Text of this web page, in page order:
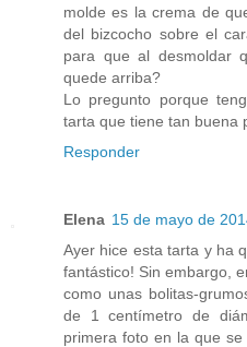
molde es la crema de
del bizcocho sobre el
para que al desmoldar
quede arriba?
Lo pregunto porque
tarta que tiene tan buena
Responder
Elena 15 de mayo de
Ayer hice esta tarta y ha
fantástico! Sin embargo,
como unas bolitas-
de 1 centímetro de
primera foto en la que